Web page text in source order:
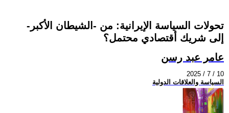
تحولات السياسة الإيرانية: من -الشيطان الأكبر-
إلى شريك أقتصادي محتمل؟
عامر عبد رسن
2025 / 7 / 10
السياسة والعلاقات الدولية